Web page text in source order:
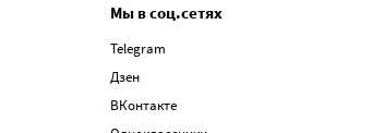
Мы в соц.сетях
Telegram
Дзен
ВКонтакте